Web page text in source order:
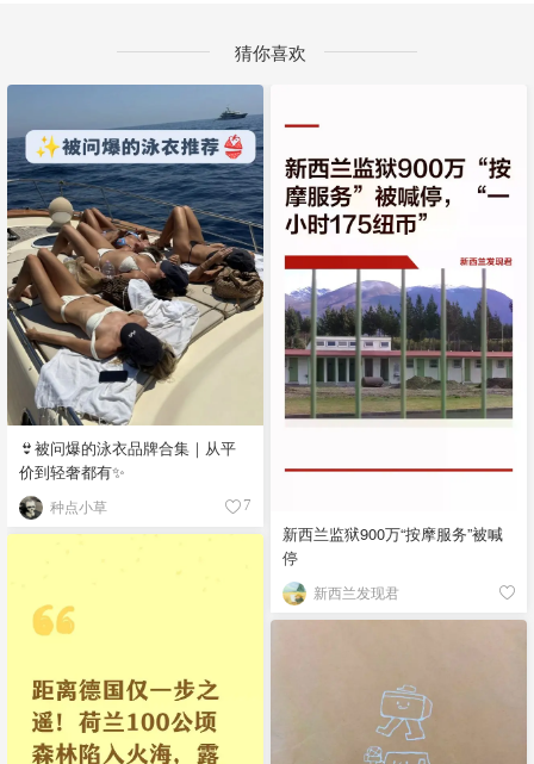
猜你喜欢
👙被问爆的泳衣品牌合集｜从平
价到轻奢都有✨
种点小草 7
新西兰监狱900万“按摩服务”被喊
停
新西兰发现君